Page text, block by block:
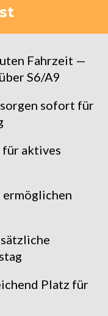
Fahrzeit —
S6/A9
sofort für
aktives
ermöglichen
Platz für